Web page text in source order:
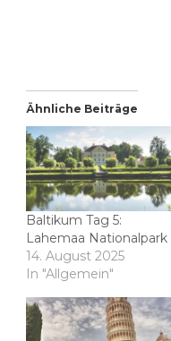
Ähnliche Beiträge
Baltikum Tag 5:
‎⁨Lahemaa Nationalpark
14. August 2025
In "Allgemein"